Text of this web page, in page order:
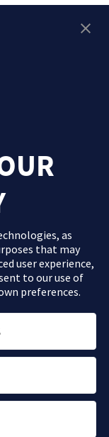
Web es información
si tienes dudas
as
that may
user experience,
to our use of
preferences.